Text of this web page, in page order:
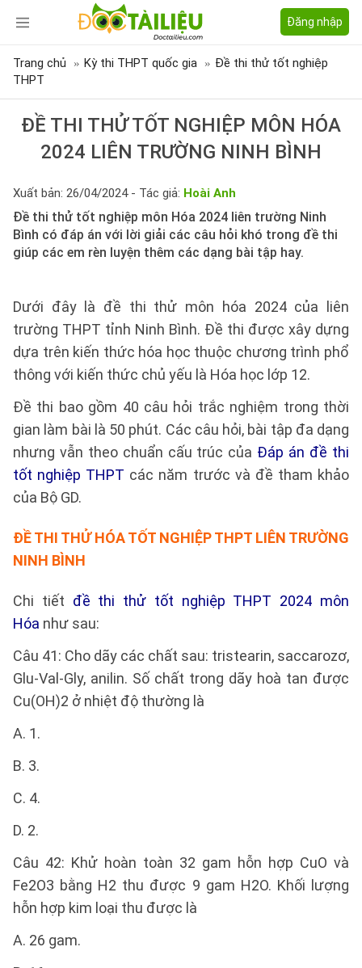
Đăng nhập
Trang chủ Kỳ thi THPT quốc gia
Đề thi thử tốt nghiệp
THPT
ĐỀ THI THỬ TỐT NGHIỆP MÔN HÓA
2024 LIÊN TRƯỜNG NINH BÌNH
Xuất bản: 26/04/2024 - Tác giả: Hoài Anh
Đề thi thử tốt nghiệp môn Hóa 2024 liên trường Ninh
Bình có đáp án với lời giải các câu hỏi khó trong đề thi
giúp các em rèn luyện thêm các dạng bài tập hay.
Dưới đây là đề thi thử môn hóa 2024 của liên
trường THPT tỉnh Ninh Bình. Đề thi được xây dựng
dựa trên kiến thức hóa học thuộc chương trình phổ
thông với kiến thức chủ yếu là Hóa học lớp 12.
Đề thi bao gồm 40 câu hỏi trắc nghiệm trong thời
gian làm bài là 50 phút. Các câu hỏi, bài tập đa dạng
nhưng vẫn theo chuẩn cấu trúc của Đáp án đề thi
tốt nghiệp THPT các năm trước và đề tham khảo
của Bộ GD.
ĐỀ THI THỬ HÓA TỐT NGHIỆP THPT LIÊN TRƯỜNG
NINH BÌNH
Chi tiết đề thi thử tốt nghiệp THPT 2024 môn
Hóa như sau:
Câu 41: Cho dãy các chất sau: tristearin, saccarozơ,
Glu-Val-Gly, anilin. Số chất trong dãy hoà tan được
Cu(OH)2 ở nhiệt độ thường là
A. 1.
B. 3.
C. 4.
D. 2.
Câu 42: Khử hoàn toàn 32 gam hỗn hợp CuO và
Fe2O3 bằng H2 thu được 9 gam H2O. Khối lượng
hỗn hợp kim loại thu được là
A. 26 gam.